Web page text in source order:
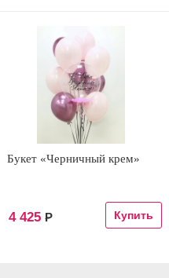
Букет «Черничный крем»
4 425 Р